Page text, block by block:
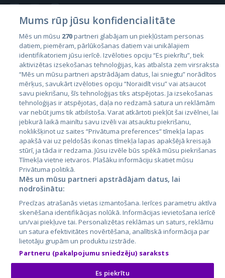
Valstis
Igaunija
Latvija
Lietuva
City24.lv
City24.ee
GetaPro.lv
GetaPro.ee
Skelbiu.lt
Autoplius.lt
Aruodas.lt
Kainos.lt
Paslaugos.lt
auto24.ee
KV.ee
Osta.ee
KuldneBörs.ee
Mums rūp jūsu konfidencialitāte
Mēs un mūsu 270partneri glabājam un piekļūstam personas
datiem, piemēram, pārlūkošanas datiem vai unikālajiem
identifikatoriem jūsu ierīcē. Izvēloties opciju “Es piekrītu”, tiek
aktivizētas izsekošanas tehnoloģijas, kas atbalsta zem virsraksta
“Mēs un mūsu partneri apstrādājam datus, lai sniegtu” norādītos
mērķus, savukārt izvēloties opciju “Noraidīt visu” vai atsaucot
savu piekrišanu, šīs tehnoloģijas tiks atspējotas. Ja izsekošanas
tehnoloģijas ir atspējotas, daļa no redzamā satura un reklāmām
var nebūt jums tik atbilstoša. Varat atkārtoti piekļūt šai izvēlnei, lai
jebkurā laikā mainītu savu izvēli vai atsauktu piekrišanu,
noklikšķinot uz saites “Privātuma preferences” tīmekļa lapas
apakšā vai uz peldošās ikonas tīmekļa lapas apakšējā kreisajā
stūrī, ja tāda ir redzama. Jūsu izvēle būs spēkā mūsu piekrišanas
Tīmekļa vietne ietvaros. Plašāku informāciju skatiet mūsu
Privātuma politikā.
Mēs un mūsu partneri apstrādājam datus, lai
nodrošinātu:
Precīzas atrašanās vietas izmantošana. Ierīces parametru aktīva
skenēšana identifikācijas nolūkā. Informācijas ievietošana ierīcē
un/vai piekļuve tai. Personalizētas reklāmas un saturs, reklāmu
un satura efektivitātes novērtēšana, analītiskā informācija par
lietotāju grupām un produktu izstrāde.
Partneru (pakalpojumu sniedzēju) saraksts
Es piekrītu